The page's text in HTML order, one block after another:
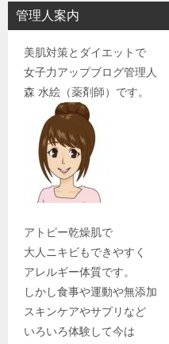
管理人案内
美肌対策とダイエットで
女子力アップブログ管理人
森 水絵（薬剤師）です。
アトピー乾燥肌で
大人ニキビもできやすく
アレルギー体質です。
しかし食事や運動や無添加
スキンケアやサプリなど
いろいろ体験して今は